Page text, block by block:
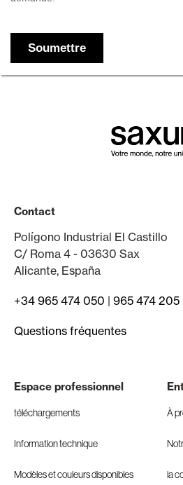
Contact
Polígono Industrial El Castillo
C/ Roma 4 - 03630 Sax
Alicante, España
+34 965 474 050 | 965 474 205
Questions fréquentes
Espace professionnel
téléchargements
Information technique
Modèles et couleurs disponibles
À
la